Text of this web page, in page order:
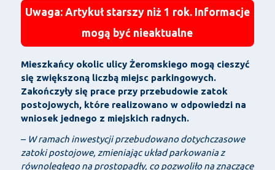
Uwaga: Artykuł starszy niż 1 rok. Informacje
mogą być nieaktualne
Mieszkańcy okolic ulicy Żeromskiego mogą cieszyć
się zwiększoną liczbą miejsc parkingowych.
Zakończyły się prace przy przebudowie zatok
postojowych, które realizowano w odpowiedzi na
wniosek jednego z miejskich radnych.
–W ramach inwestycji przebudowano dotychczasowe
zatoki postojowe, zmieniając układ parkowania z
równoległego na prostopadły, co pozwoliło na znaczące